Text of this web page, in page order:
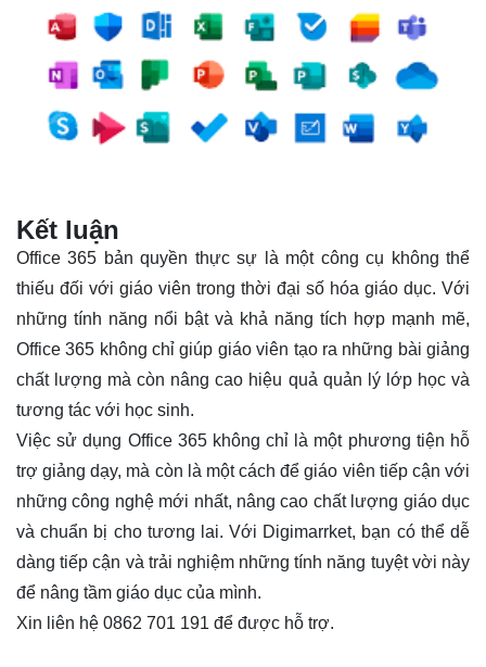
Kết luận
Office 365 bản quyền thực sự là một công cụ không thể
thiếu đối với giáo viên trong thời đại số hóa giáo dục. Với
những tính năng nổi bật và khả năng tích hợp mạnh mẽ,
Office 365 không chỉ giúp giáo viên tạo ra những bài giảng
chất lượng mà còn nâng cao hiệu quả quản lý lớp học và
tương tác với học sinh.
Việc sử dụng Office 365 không chỉ là một phương tiện hỗ
trợ giảng dạy, mà còn là một cách để giáo viên tiếp cận với
những công nghệ mới nhất, nâng cao chất lượng giáo dục
và chuẩn bị cho tương lai. Với Digimarrket, bạn có thể dễ
dàng tiếp cận và trải nghiệm những tính năng tuyệt vời này
để nâng tầm giáo dục của mình.
Xin liên hệ 0862 701 191 để được hỗ trợ.